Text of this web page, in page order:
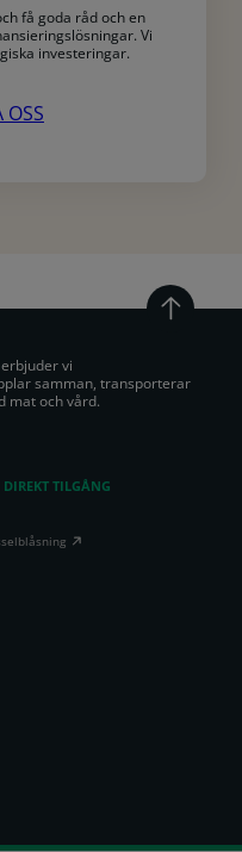
få goda råd och en
Vi
investeringar.
OSS
vi
samman, transporterar
mat och vård.
DIREKT TILGÅNG